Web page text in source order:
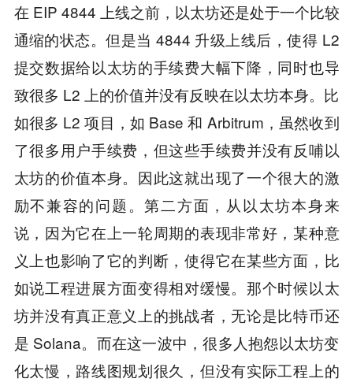
在 EIP 4844 上线之前，以太坊还是处于一个比较
通缩的状态。但是当 4844 升级上线后，使得 L2
提交数据给以太坊的手续费大幅下降，同时也导
致很多 L2 上的价值并没有反映在以太坊本身。比
如很多 L2 项目，如 Base 和 Arbitrum，虽然收到
了很多用户手续费，但这些手续费并没有反哺以
太坊的价值本身。因此这就出现了一个很大的激
励不兼容的问题。第二方面，从以太坊本身来
说，因为它在上一轮周期的表现非常好，某种意
义上也影响了它的判断，使得它在某些方面，比
如说工程进展方面变得相对缓慢。那个时候以太
坊并没有真正意义上的挑战者，无论是比特币还
是 Solana。而在这一波中，很多人抱怨以太坊变
化太慢，路线图规划很久，但没有实际工程上的